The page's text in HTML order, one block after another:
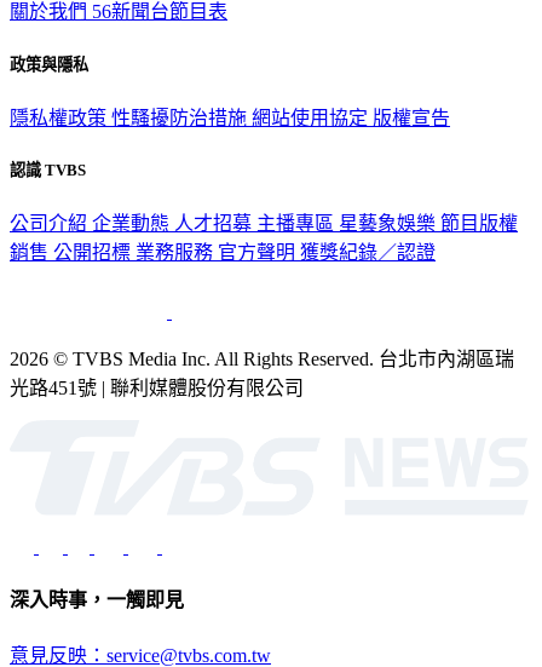
關於我們 56新聞台節目表
政策與隱私
隱私權政策 性騷擾防治措施 網站使用協定 版權宣告
認識 TVBS
公司介紹 企業動態 人才招募 主播專區 星藝象娛樂 節目版權
銷售 公開招標 業務服務 官方聲明 獲獎紀錄／認證
2026 © TVBS Media Inc. All Rights Reserved. 台北市內湖區瑞
光路451號 | 聯利媒體股份有限公司
深入時事，一觸即見
意見反映：service@tvbs.com.tw